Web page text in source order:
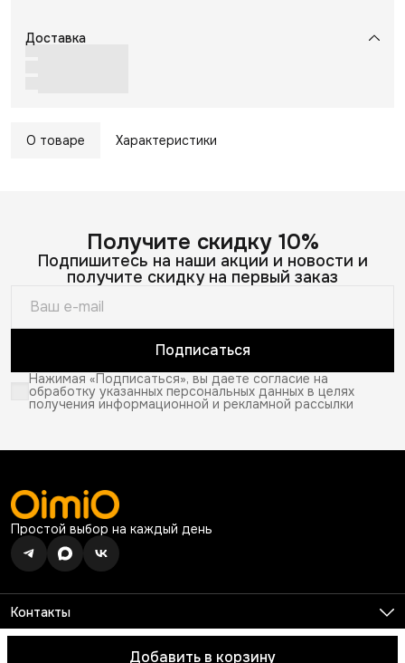
Добавить в корзину
Доставка
О товаре Характеристики
Получите скидку 10%
Подпишитесь на наши акции и новости и
получите скидку на первый заказ
Подписаться
Нажимая «Подписаться», вы даете согласие на
обработку указанных персональных данных в целях
получения информационной и рекламной рассылки
Простой выбор на каждый день
Контакты
Телефон
© 2026 OimiO. Все права защищены.Оплата